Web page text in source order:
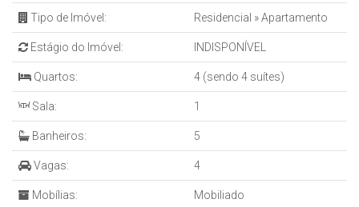
* ⁠Acabamento em gesso
* ⁠04 suítes (01 suíte master)
EMPREENDIMENTO
* ⁠Interfone
* ⁠Frente Norte
* ⁠02 elevadores
* ⁠24 apartamentos
* ⁠Porteiro eletrônico
* ⁠Hall de entrada decorado
* Box para artigos de praia⁠
Tipo de Imóvel: Residencial »Apartamento
Estágio do Imóvel: INDISPONÍVEL
Quartos: 4 (sendo 4 suítes)
Sala: 1
Banheiros: 5
Vagas: 4
Mobílias: Mobiliado